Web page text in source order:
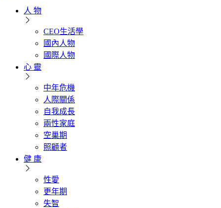
人 物
CEO生活學
國內人物
國際人物
心 靈
中年危機
人際關係
自我成長
兩性家庭
空巢期
照顧者
健 康
性愛
更年期
失智